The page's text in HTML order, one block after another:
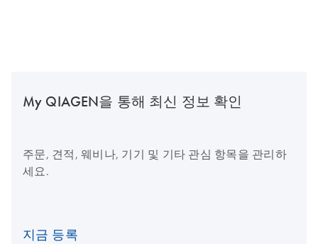
My QIAGEN을 통해 최신 정보 확인
주문, 견적, 웨비나, 기기 및 기타 관심 항목을 관리하
세요.
지금 등록